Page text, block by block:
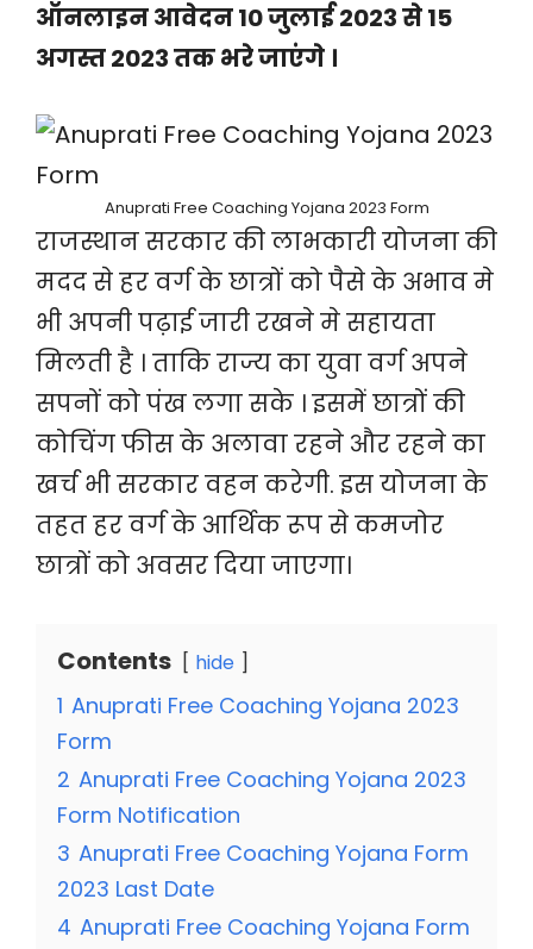
ऑनलाइन आवेदन 10 जुलाई 2023 से 15
अगस्त 2023 तक भरे जाएंगे ।
Anuprati Free Coaching Yojana 2023 Form
राजस्थान सरकार की लाभकारी योजना की
मदद से हर वर्ग के छात्रों को पैसे के अभाव मे
भी अपनी पढ़ाई जारी रखने मे सहायता
मिलती है । ताकि राज्य का युवा वर्ग अपने
सपनों को पंख लगा सके । इसमें छात्रों की
कोचिंग फीस के अलावा रहने और रहने का
खर्च भी सरकार वहन करेगी. इस योजना के
तहत हर वर्ग के आर्थिक रूप से कमजोर
छात्रों को अवसर दिया जाएगा।
Contents hide
1 Anuprati Free Coaching Yojana 2023
Form
2 Anuprati Free Coaching Yojana 2023
Form Notification
3 Anuprati Free Coaching Yojana Form
2023 Last Date
4 Anuprati Free Coaching Yojana Form